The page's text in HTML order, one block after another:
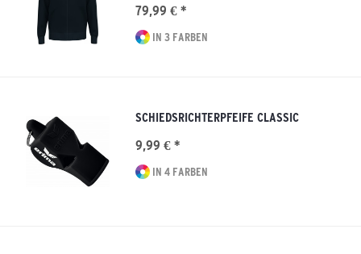
79,99 € *
IN 3 FARBEN
SCHIEDSRICHTERPFEIFE CLASSIC
9,99 € *
IN 4 FARBEN